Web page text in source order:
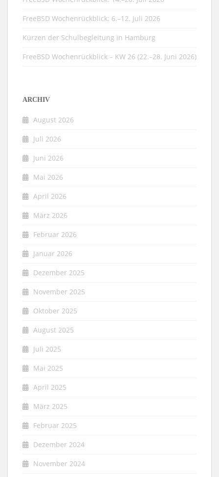
FreeBSD Wochenrückblick: 6.–12. Juli 2026
Kürzen der Schulbegleitung in Hamburg
FreeBSD Wochenrückblick – KW 26 (22.–28. Juni 2026)
ARCHIV
August 2026
Juli 2026
Juni 2026
Mai 2026
April 2026
März 2026
Februar 2026
Januar 2026
Dezember 2025
November 2025
Oktober 2025
August 2025
Juli 2025
Mai 2025
April 2025
März 2025
Februar 2025
Dezember 2024
November 2024